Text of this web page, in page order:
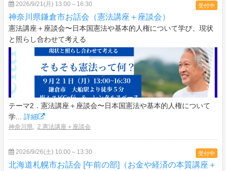
受付中
2026/9/21(月) 13:00～16:30
神奈川県鎌倉市お話会（憲法講座＋座談会）
憲法講座＋座談会〜日本国憲法や基本的人権について学び、現状
と照らし合わせて考える
テーマ2．憲法講座＋座談会〜日本国憲法や基本的人権について
学... 詳細
神奈川県, 2.憲法講座＋座談会
受付中
2026/9/26(土) 10:00～13:30
北海道札幌市お話会 [午前の部]（お金や経済の本質講座＋